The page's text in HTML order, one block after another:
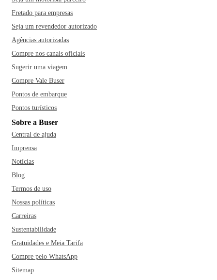
Fretado para empresas
Seja um revendedor autorizado
Agências autorizadas
Compre nos canais oficiais
Sugerir uma viagem
Compre Vale Buser
Pontos de embarque
Pontos turísticos
Sobre a Buser
Central de ajuda
Imprensa
Notícias
Blog
Termos de uso
Nossas políticas
Carreiras
Sustentabilidade
Gratuidades e Meia Tarifa
Compre pelo WhatsApp
Sitemap